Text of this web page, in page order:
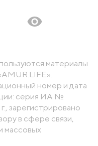
материалы
номер и дата
серия ИА №
зарегистрировано
в сфере связи,
массовых